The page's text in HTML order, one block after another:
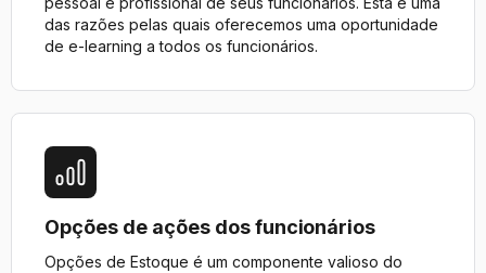
das razões pelas quais oferecemos uma oportunidade
de e-learning a todos os funcionários.
Opções de ações dos funcionários
Opções de Estoque é um componente valioso do